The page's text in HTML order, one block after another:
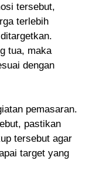
tersebut,
terlebih
tua, maka
dengan
pemasaran.
pastikan
tersebut agar
target yang